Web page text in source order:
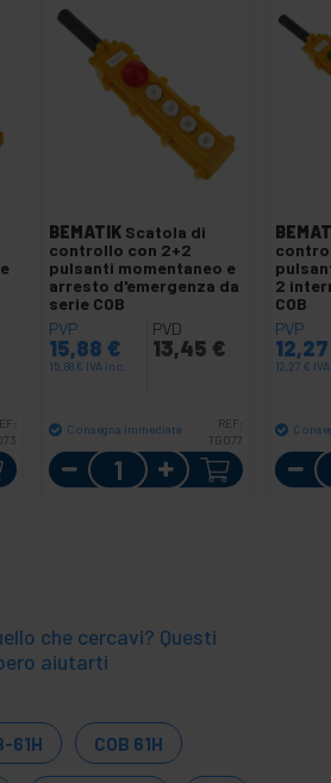
BEMATIK Scatola di
controllo con 2+2
pulsanti momentaneo e
arresto d'emergenza da
serie COB
PVP
15,88 €
15,88 € IVA inc.
PVD
13,45 €
Consegna immediata
REF:
TG077
Quantità
2
COB
PVP
12,27 €
che cercavi? Questi
aiutarti
61H COB 61H